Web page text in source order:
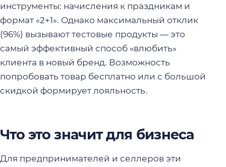
инструменты: начисления к праздникам и
формат «2+1». Однако максимальный отклик
(96%) вызывают тестовые продукты — это
самый эффективный способ «влюбить»
клиента в новый бренд. Возможность
попробовать товар бесплатно или с большой
скидкой формирует лояльность.
Что это значит для бизнеса
Для предпринимателей и селлеров эти